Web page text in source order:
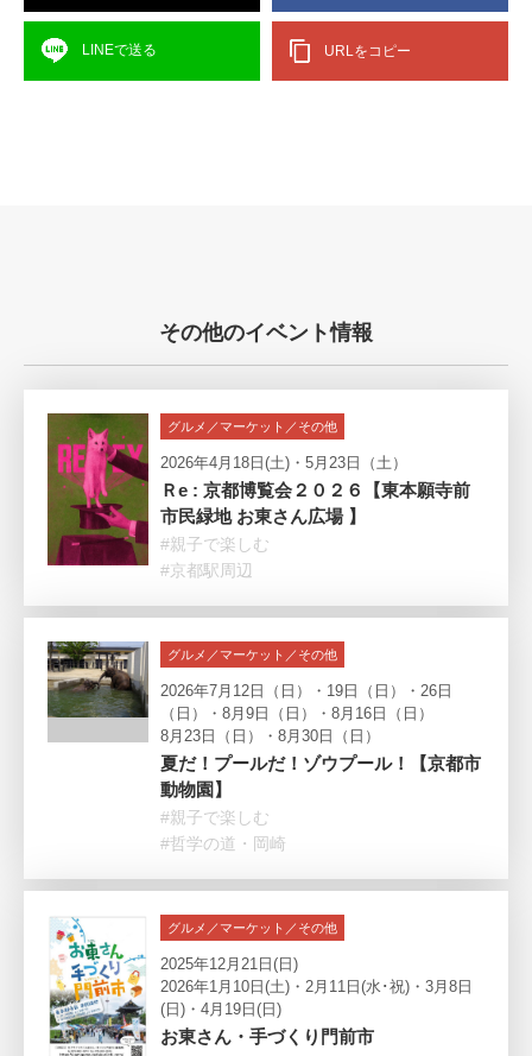
LINEで送る URLをコピー
その他のイベント情報
グルメ／マーケット／その他
2026年4月18日(土)・5月23日（土）
Ｒe : 京都博覧会２０２６【東本願寺前
市民緑地 お東さん広場 】
#親子で楽しむ
#京都駅周辺
グルメ／マーケット／その他
2026年7月12日（日）・19日（日）・26日
（日）・8月9日（日）・8月16日（日）
8月23日（日）・8月30日（日）
夏だ！プールだ！ゾウプール！【京都市
動物園】
#親子で楽しむ
#哲学の道・岡崎
グルメ／マーケット／その他
2025年12月21日(日)
2026年1月10日(土)・2月11日(水･祝)・3月8日
(日)・4月19日(日)
お東さん・手づくり門前市